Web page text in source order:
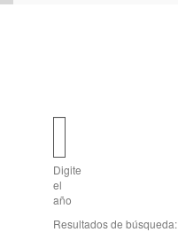
Fecha
Digite
el
año
Resultados de búsqueda: